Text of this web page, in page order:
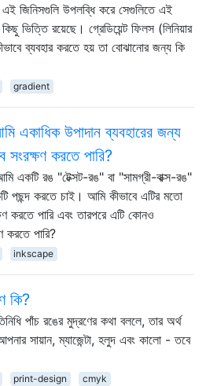
এই জিনিসগুলি উপলব্ধি করে সেগুলিতে এই
ভিত্তি রয়েছে। গ্রেডিয়েন্ট ফিলস (লিনিয়ার
ব্যবহার করতে হয় তা বোঝানোর জন্য কি
gradient
একাধিক উপাদান ব্যবহারের জন্য
সংরক্ষণ করতে পারি?
একটি রঙ "টেক্সট-রঙ" বা "সামগ্রী-বাক্স-রঙ"
পছন্দ করতে চাই। আমি কীভাবে এটির মতো
করতে পারি এবং তারপরে এটি কোনও
করতে পারি?
inkscape
কি?
পাঁচ রঙের মুদ্রণের কথা বললে, তার অর্থ
সায়ান, ম্যাজেন্টা, হলুদ এবং কালো - তবে
print-design cmyk